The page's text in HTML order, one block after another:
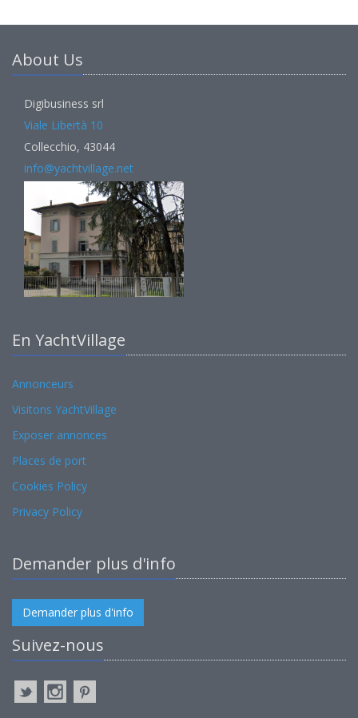
About Us
Digibusiness srl
Viale Libertà 10
Collecchio, 43044
info@yachtvillage.net
En YachtVillage
Annonceurs
Visitons YachtVillage
Exposer annonces
Places de port
Cookies Policy
Privacy Policy
Demander plus d'info
Demander plus d'info
Suivez-nous